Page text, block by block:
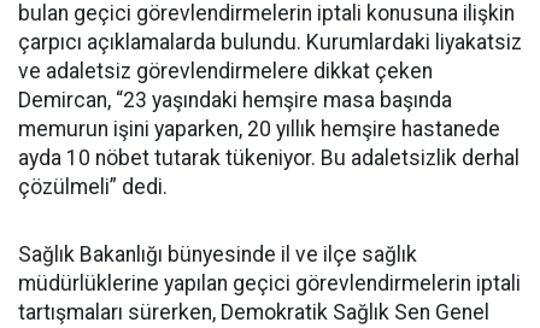
bulan geçici görevlendirmelerin iptali konusuna ilişkin
çarpıcı açıklamalarda bulundu. Kurumlardaki liyakatsiz
ve adaletsiz görevlendirmelere dikkat çeken
Demircan, “23 yaşındaki hemşire masa başında
memurun işini yaparken, 20 yıllık hemşire hastanede
ayda 10 nöbet tutarak tükeniyor. Bu adaletsizlik derhal
çözülmeli” dedi.
Sağlık Bakanlığı bünyesinde il ve ilçe sağlık
müdürlüklerine yapılan geçici görevlendirmelerin iptali
tartışmaları sürerken, Demokratik Sağlık Sen Genel